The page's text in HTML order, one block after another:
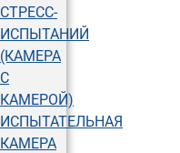
СТРЕСС-
ИСПЫТАНИЙ
(КАМЕРА
С
КАМЕРОЙ)
ИСПЫТАТЕЛЬНАЯ
КАМЕРА